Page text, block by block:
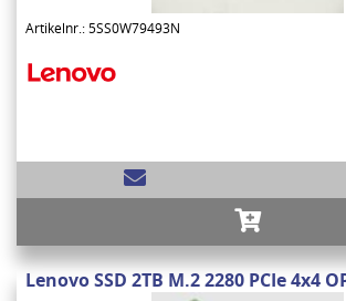
Artikelnr.: 5SS0W79493N
Lenovo SSD 2TB M.2 2280 PCIe 4x4